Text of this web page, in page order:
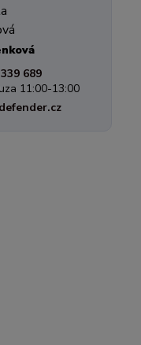
689
11:00-13:00